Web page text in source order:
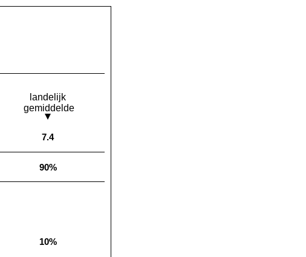
landelijk
gemiddelde
Landelijk gemiddelde:
7.4
Landelijk gemiddelde:
90%
Landelijk gemiddelde:
10%